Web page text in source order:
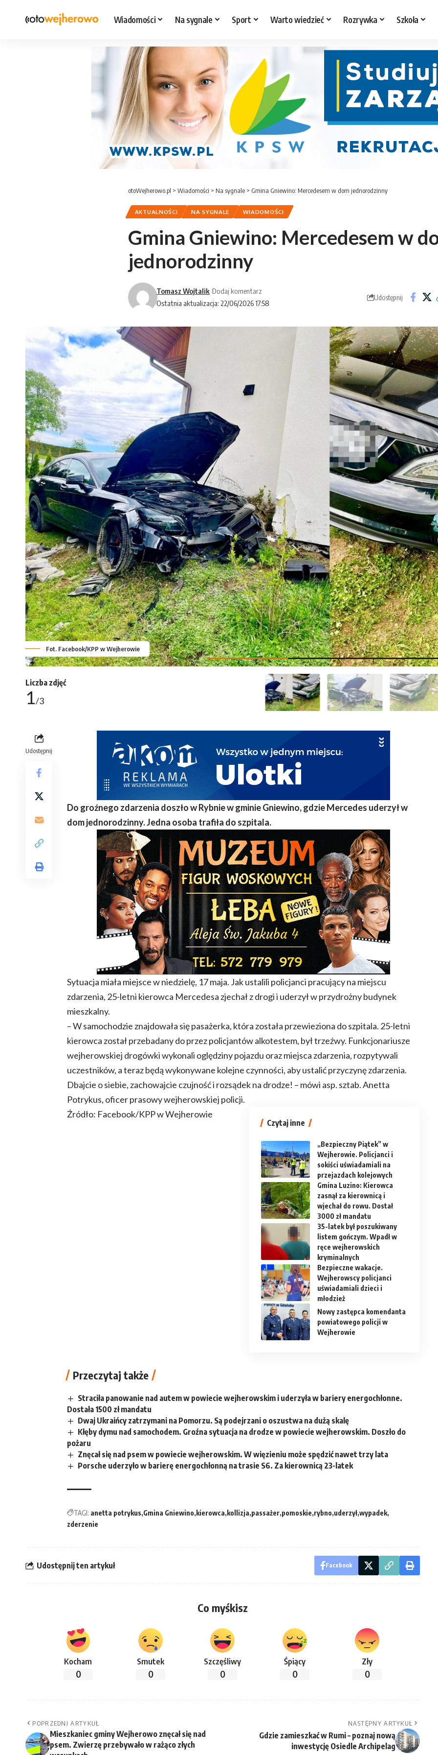
Wiadomości Na sygnale Sport Warto wiedzieć Rozrywka Szkoła
otoWejherowo.pl > Wiadomości > Na sygnale > Gmina Gniewino: Mercedesem w dom jednorodzinny
AKTUALNOŚCI NA SYGNALE WIADOMOŚCI
Gmina Gniewino: Mercedesem w
jednorodzinny
Ostatnia aktualizacja: 22/06/2026 17:58
Tomasz Wojtalik Dodaj komentarz
Udostępnij
Fot. Facebook/KPP w Wejherowie
Liczba zdjęć
1/3
Udostępnij
Do groźnego zdarzenia doszło w Rybnie w gminie Gniewino, gdzie Mercedes uderzył w
dom jednorodzinny. Jedna osoba trafiła do szpitala.
Sytuacja miała miejsce w niedzielę, 17 maja. Jak ustalili policjanci pracujący na miejscu
zdarzenia, 25-letni kierowca Mercedesa zjechał z drogi i uderzył w przydrożny budynek
mieszkalny.
– W samochodzie znajdowała się pasażerka, która została przewieziona do szpitala. 25-letni
kierowca został przebadany do przez policjantów alkotestem, był trzeźwy. Funkcjonariusze
wejherowskiej drogówki wykonali oględziny pojazdu oraz miejsca zdarzenia, rozpytywali
uczestników, a teraz będą wykonywane kolejne czynności, aby ustalić przyczynę zdarzenia.
Dbajcie o siebie, zachowajcie czujność i rozsądek na drodze! – mówi asp. sztab. Anetta
Potrykus, oficer prasowy wejherowskiej policji.
Czytaj inne
„Bezpieczny Piątek” w
Wejherowie. Policjanci i
sokiści uświadamiali na
przejazdach kolejowych
Gmina Luzino: Kierowca
zasnął za kierownicą i
wjechał do rowu. Dostał
3000 zł mandatu
35-latek był poszukiwany
listem gończym. Wpadł w
ręce wejherowskich
kryminalnych
Bezpieczne wakacje.
Wejherowscy policjanci
uświadamiali dzieci i
młodzież
Nowy zastępca komendanta
powiatowego policji w
Wejherowie
Źródło: Facebook/KPP w Wejherowie
Przeczytaj także
Straciła panowanie nad autem w powiecie wejherowskim i uderzyła w bariery energochłonne.
Dostała 1500 zł mandatu
Dwaj Ukraińcy zatrzymani na Pomorzu. Są podejrzani o oszustwa na dużą skalę
Kłęby dymu nad samochodem. Groźna sytuacja na drodze w powiecie wejherowskim. Doszło do
pożaru
Znęcał się nad psem w powiecie wejherowskim. W więzieniu może spędzić nawet trzy lata
Porsche uderzyło w barierę energochłonną na trasie S6. Za kierownicą 23-latek
TAGI: anetta potrykus Gmina Gniewino kierowca kollizja passażer pomoskie rybno uderzył wypadek
zderzenie
Udostępnij ten artykuł Facebook
Co myśkisz
Kocham
0
Smutek
0
Szczęśliwy
0
Śpiący
0
Zły
0
POPRZEDNI ARTYKUŁ
Mieszkaniec gminy Wejherowo znęcał się nad
psem. Zwierzę przebywało w rażąco złych
NASTĘPNY ARTYKUŁ
Gdzie zamieszkać w Rumi – poznaj nową
inwestycję Osiedle Archipelag